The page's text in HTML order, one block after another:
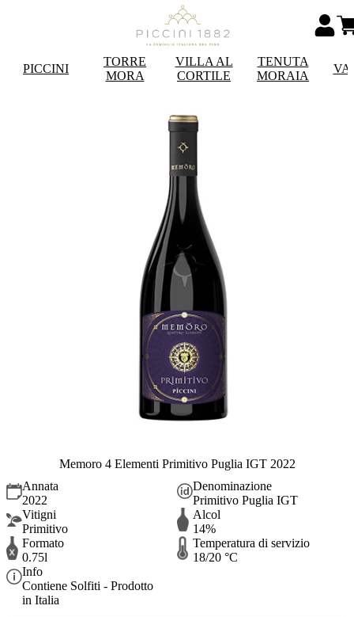
PICCINI
TORRE
MORA
VILLA AL
CORTILE
TENUTA
MORAIA
Memoro 4 Elementi Primitivo Puglia IGT 2022
Annata
2022
Denominazione
Primitivo Puglia IGT
Vitigni
Primitivo
Alcol
14%
Formato
0.75l
Temperatura di servizio
18/20 °C
Info
Contiene Solfiti - Prodotto
in Italia